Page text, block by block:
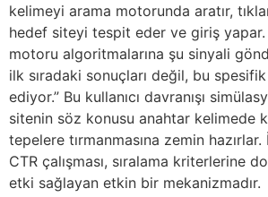
kelimeyi arama motorunda aratır,
hedef siteyi tespit eder ve giriş yapar.
motoru algoritmalarına şu sinyali
ilk sıradaki sonuçları değil, bu
ediyor.” Bu kullanıcı davranışı
sitenin söz konusu anahtar kelimede
tepelere tırmanmasına zemin
CTR çalışması, sıralama kriterlerine
etki sağlayan etkin bir mekanizmadır.